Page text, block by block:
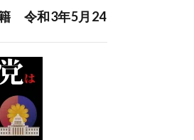
籍 令和3年5月24